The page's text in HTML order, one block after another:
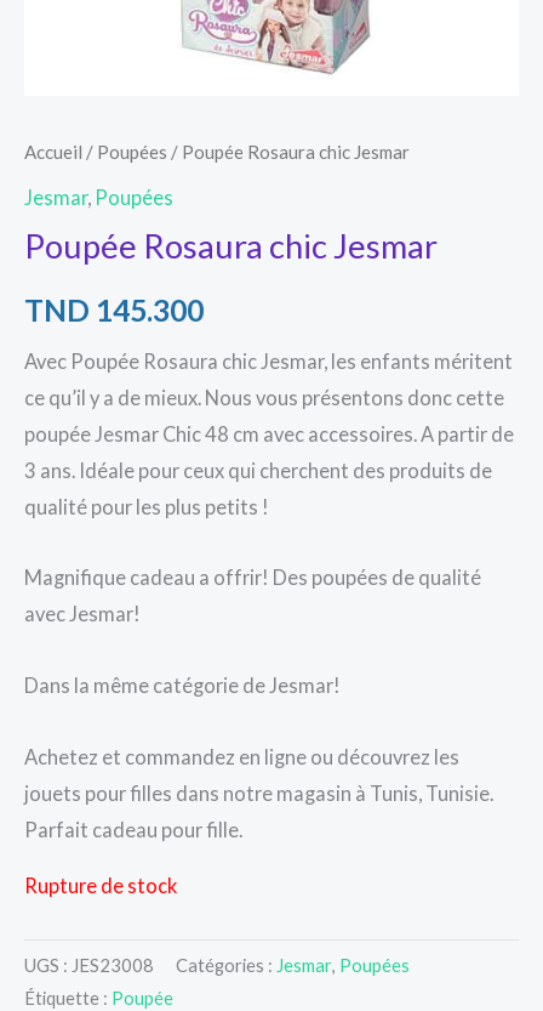
Accueil / Poupées / Poupée Rosaura chic Jesmar
Jesmar, Poupées
Poupée Rosaura chic Jesmar
TND 145.300
Avec Poupée Rosaura chic Jesmar, les enfants méritent
ce qu’il y a de mieux. Nous vous présentons donc cette
poupée Jesmar Chic 48 cm avec accessoires. A partir de
3 ans. Idéale pour ceux qui cherchent des produits de
qualité pour les plus petits !
Magnifique cadeau a offrir! Des poupées de qualité
avec Jesmar!
Dans la même catégorie de Jesmar!
Achetez et commandez en ligne ou découvrez les
jouets pour filles dans notre magasin à Tunis, Tunisie.
Parfait cadeau pour fille.
Rupture de stock
UGS : JES23008 Catégories : Jesmar, Poupées
Étiquette : Poupée